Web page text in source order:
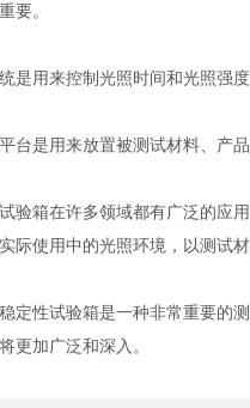
要。
用来控制光照时间和光照强度
是用来放置被测试材料、产品
箱在许多领域都有广泛的应用
际使用中的光照环境，以测试
性试验箱是一种非常重要的测
更加广泛和深入。